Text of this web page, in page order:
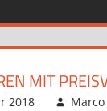
MIT
2018
Marco